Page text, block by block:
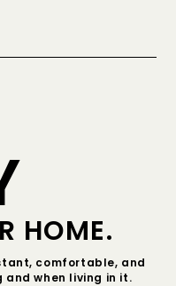
HOME.
comfortable, and
when living in it.